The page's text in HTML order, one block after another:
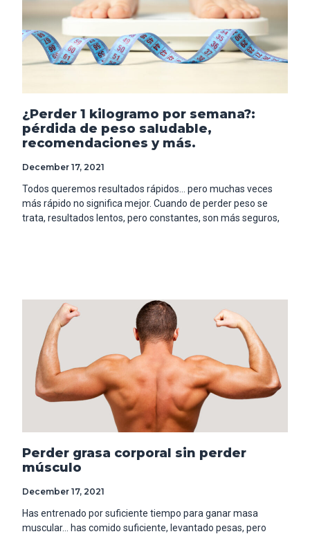
¿Perder 1 kilogramo por semana?:
pérdida de peso saludable,
recomendaciones y más.
December 17, 2021
Todos queremos resultados rápidos… pero muchas veces
más rápido no significa mejor. Cuando de perder peso se
trata, resultados lentos, pero constantes, son más seguros,
Perder grasa corporal sin perder
músculo
December 17, 2021
Has entrenado por suficiente tiempo para ganar masa
muscular… has comido suficiente, levantado pesas, pero